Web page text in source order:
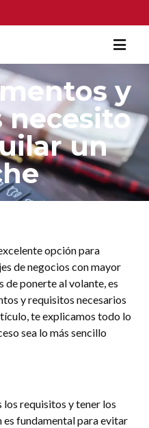
y
necesito
un
opción para
de negocios con mayor
ponerte al volante, es
y requisitos necesarios
te explicamos todo lo
sea lo más sencillo
requisitos y tener los
es fundamental para evitar